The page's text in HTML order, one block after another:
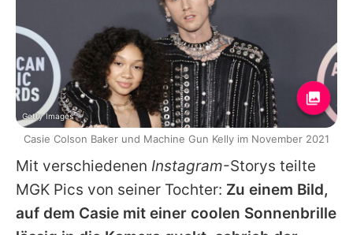
Mit verschiedenen Instagram-Storys teilte
MGK Pics von seiner Tochter: Zu einem Bild,
auf dem Casie mit einer coolen Sonnenbrille
Getty Images
Casie Colson Baker und Machine Gun Kelly im November 2021